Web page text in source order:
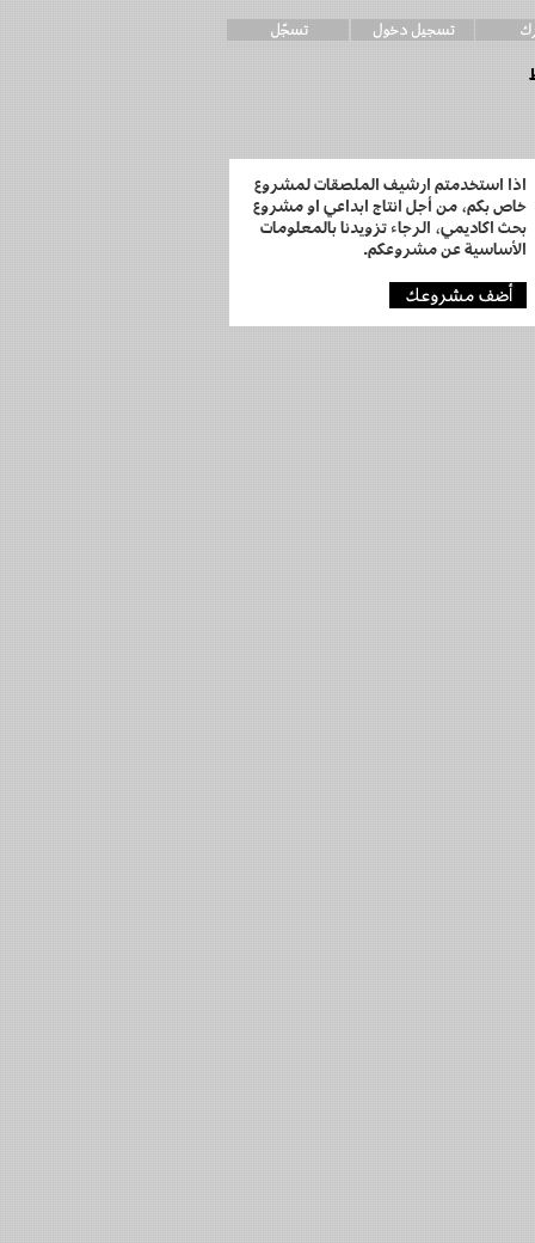
اذا استخدمتم ارشيف الملصقات لمشروع
خاص بكم، من أجل انتاج ابداعي او مشروع
بحث اكاديمي، الرجاء تزويدنا بالمعلومات
الأساسية عن مشروعكم.